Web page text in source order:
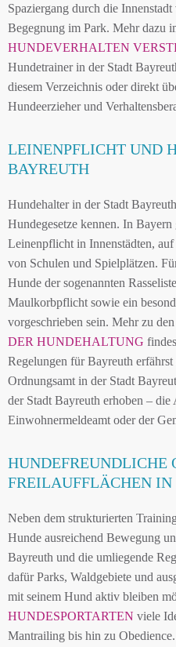
Spaziergang durch die
Begegnung im Park. Mehr dazu
HUNDEVERHALTEN
Hundetrainer in der Stadt
diesem Verzeichnis oder direkt
Hundeerzieher und
LEINENPFLICHT UND
BAYREUTH
Hundehalter in der Stadt
Hundegesetze kennen. In
Leinenpflicht in Innenstädten,
von Schulen und Spielplätzen.
Hunde der sogenannten
Maulkorbpflicht sowie ein
vorgeschrieben sein. Mehr zu den
DER HUNDEHALTUNG
Regelungen für Bayreuth
Ordnungsamt in der Stadt
der Stadt Bayreuth erhoben –
Einwohnermeldeamt oder der
HUNDEFREUNDLICHE
FREILAUFFLÄCHEN IN
Neben dem strukturierten
Hunde ausreichend Bewegung
Bayreuth und die umliegende
dafür Parks, Waldgebiete und
mit seinem Hund aktiv bleiben
HUNDESPORTARTEN viele
Mantrailing bis hin zu